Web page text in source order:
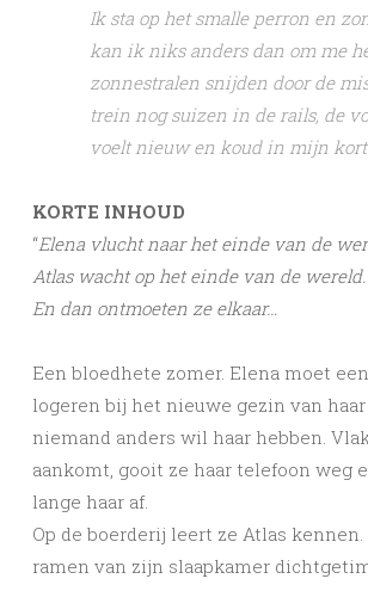
Ik sta op het smalle perron en
kan ik niks anders dan om me
zonnestralen snijden door de
trein nog suizen in de rails, de
voelt nieuw en koud in mijn
KORTE INHOUD
“Elena vlucht naar het einde van de
Atlas wacht op het einde van de wereld.
En dan ontmoeten ze elkaar…
Een bloedhete zomer. Elena moet
logeren bij het nieuwe gezin van
niemand anders wil haar hebben.
aankomt, gooit ze haar telefoon weg
lange haar af.
Op de boerderij leert ze Atlas
ramen van zijn slaapkamer